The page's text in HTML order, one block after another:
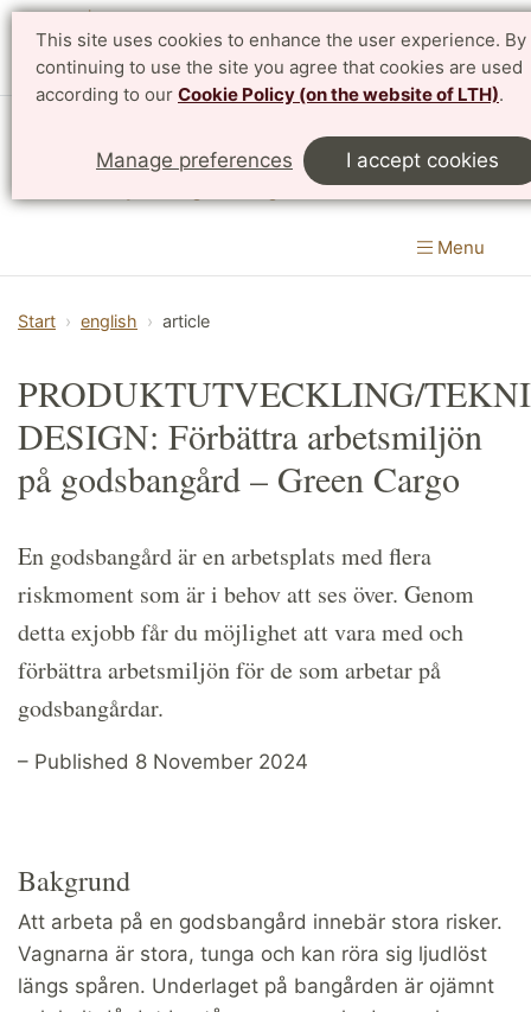
This site uses cookies to enhance the user experience. By
continuing to use the site you agree that cookies are used
according to our Cookie Policy (on the website of LTH).
Manage preferences I accept cookies
Svenska
Department of Design Sciences
Menu
Start english article
PRODUKTUTVECKLING/
DESIGN: Förbättra arbetsmiljön
på godsbangård – Green Cargo
En godsbangård är en arbetsplats med flera
riskmoment som är i behov att ses över. Genom
detta exjobb får du möjlighet att vara med och
förbättra arbetsmiljön för de som arbetar på
godsbangårdar.
– Published 8 November 2024
Bakgrund
Att arbeta på en godsbangård innebär stora risker.
Vagnarna är stora, tunga och kan röra sig ljudlöst
längs spåren. Underlaget på bangården är ojämnt